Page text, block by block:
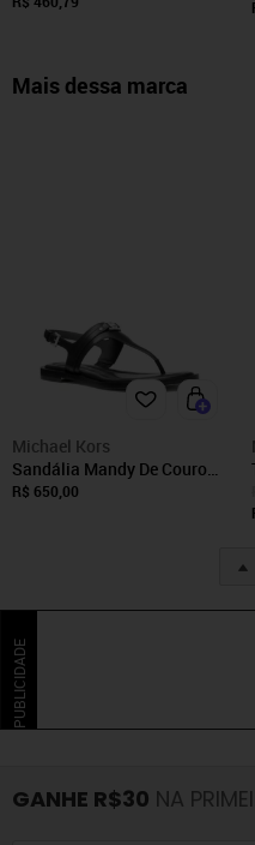
Mais dessa marca
Michael Kors
Sandália Mandy De Couro
40S5mafs4l001
R$ 650,00
PUBLICIDADE
GANHE R$30 NA